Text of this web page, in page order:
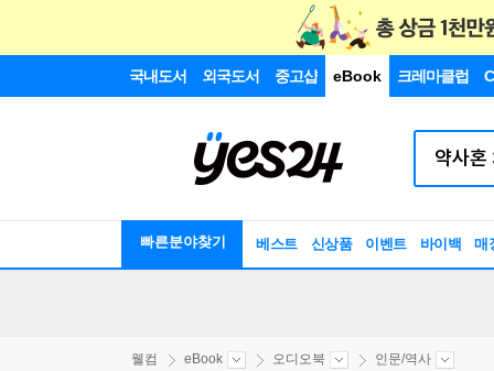
국내도서 외국도서 중고샵 eBook 크레마클럽
빠른분야찾기 베스트 신상품 이벤트 바이백 매
웰컴 eBook 오디오북 인문/역사